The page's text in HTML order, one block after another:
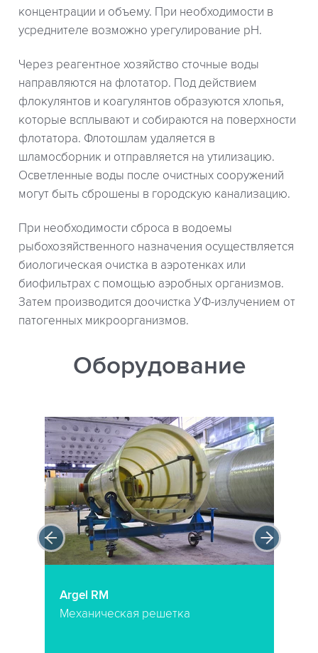
концентрации и объему. При необходимости в
усреднителе возможно урегулирование рН.
Через реагентное хозяйство сточные воды
направляются на флотатор. Под действием
флокулянтов и коагулянтов образуются хлопья,
которые всплывают и собираются на поверхности
флотатора. Флотошлам удаляется в
шламосборник и отправляется на утилизацию.
Осветленные воды после очистных сооружений
могут быть сброшены в городскую канализацию.
При необходимости сброса в водоемы
рыбохозяйственного назначения осуществляется
биологическая очистка в аэротенках или
биофильтрах с помощью аэробных организмов.
Затем производится доочистка УФ-излучением от
патогенных микроорганизмов.
Оборудование
Argel RM
Механическая решетка